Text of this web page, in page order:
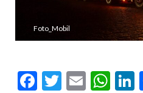
Foto_Mobil
Facebook
Twitter
Email